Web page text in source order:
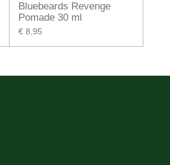
Bluebeards Revenge
Pomade 30 ml
€ 8,95